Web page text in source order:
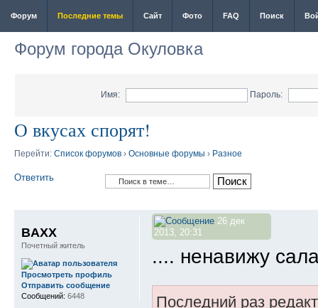
Форум Последние темы Сайт Фото FAQ Поиск
Форум города Окуловка
Имя: Пароль:
О вкусах спорят!
Перейти: Список форумов › Основные форумы › Разное
Ответить
26 дек
2013, 20:31
.... ненавижу
Последний раз
BAXX
Почетный житель
Просмотреть профиль
Отправить сообщение
Сообщений: 6448